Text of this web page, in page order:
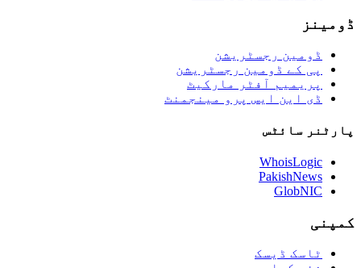
ڈومینز
ڈومین رجسٹریشن
پی کے ڈومین رجسٹریشن
پریمیم آفٹر مارکیٹ
ڈی این ایس پرو مینجمنٹ
پارٹنر سائٹس
WhoisLogic
PakishNews
GlobNIC
کمپنی
ٹاسک ڈیسک